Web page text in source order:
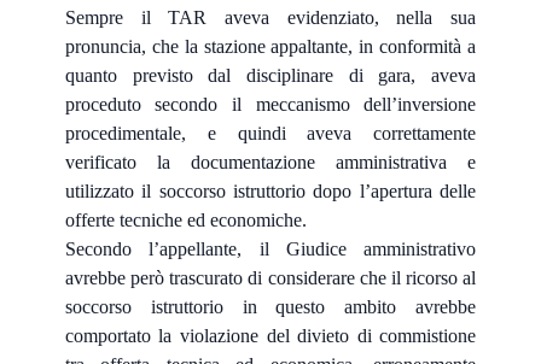
Sempre il TAR aveva evidenziato, nella sua
pronuncia, che la stazione appaltante, in conformità a
quanto previsto dal disciplinare di gara, aveva
proceduto secondo il meccanismo dell’inversione
procedimentale, e quindi aveva correttamente
verificato la documentazione amministrativa e
utilizzato il soccorso istruttorio dopo l’apertura delle
offerte tecniche ed economiche.
Secondo l’appellante, il Giudice amministrativo
avrebbe però trascurato di considerare che il ricorso al
soccorso istruttorio in questo ambito avrebbe
comportato la violazione del divieto di commistione